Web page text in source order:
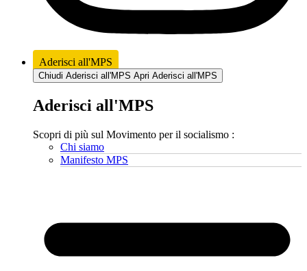
Aderisci all'MPS
Chiudi Aderisci all'MPS Apri Aderisci all'MPS
Aderisci all'MPS
Scopri di più sul Movimento per il socialismo :
Chi siamo
Manifesto MPS